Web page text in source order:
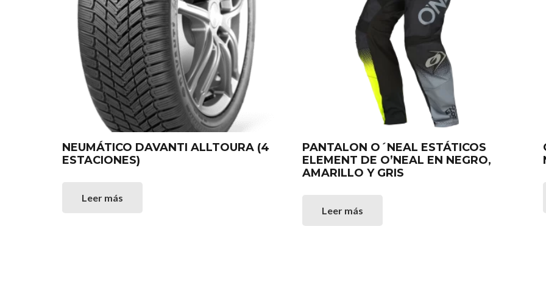
NEUMÁTICO DAVANTI ALLTOURA (4
ESTACIONES)
Leer más
PANTALON O´NEAL ESTÁTICOS
ELEMENT DE O’NEAL EN NEGRO,
AMARILLO Y GRIS
Leer más